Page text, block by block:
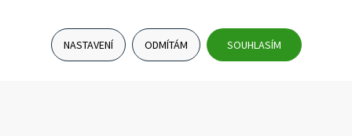
NASTAVENÍ ODMÍTÁM SOUHLASÍM